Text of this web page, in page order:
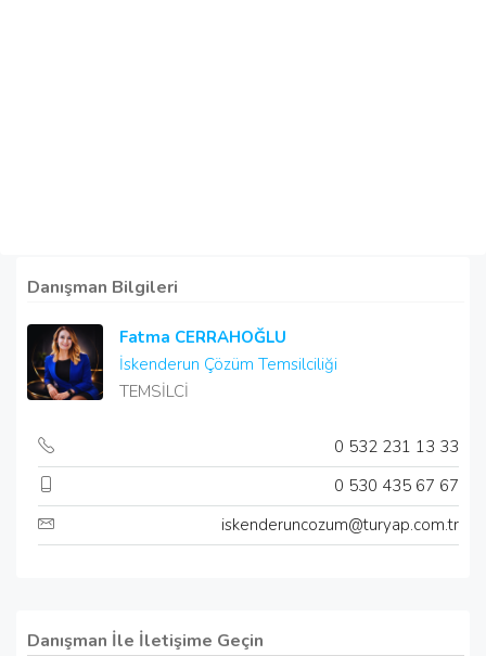
Danışman Bilgileri
Fatma CERRAHOĞLU
İskenderun Çözüm Temsilciliği
TEMSİLCİ
0 532 231 13 33
0 530 435 67 67
iskenderuncozum@turyap.com.tr
Danışman İle İletişime Geçin